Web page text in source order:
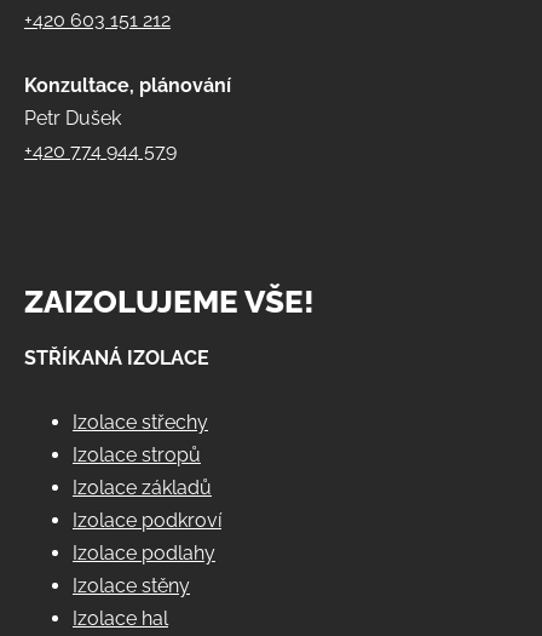
+420 603 151 212
Konzultace, plánování
Petr Dušek
+420 774 944 579
ZAIZOLUJEME VŠE!
STŘÍKANÁ IZOLACE
Izolace střechy
Izolace stropů
Izolace základů
Izolace podkroví
Izolace podlahy
Izolace stěny
Izolace hal